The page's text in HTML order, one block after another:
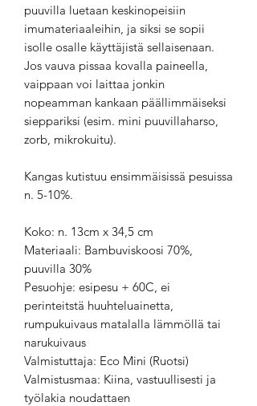
puuvilla luetaan keskinopeisiin
imumateriaaleihin, ja siksi se sopii
isolle osalle käyttäjistä sellaisenaan.
Jos vauva pissaa kovalla paineella,
vaippaan voi laittaa jonkin
nopeamman kankaan päällimmäiseksi
sieppariksi (esim. mini puuvillaharso,
zorb, mikrokuitu).
Kangas kutistuu ensimmäisissä pesuissa
n. 5-10%.
Koko: n. 13cm x 34,5 cm
Materiaali: Bambuviskoosi 70%,
puuvilla 30%
Pesuohje: esipesu + 60C, ei
perinteitstä huuhteluainetta,
rumpukuivaus matalalla lämmöllä tai
narukuivaus
Valmistuttaja: Eco Mini (Ruotsi)
Valmistusmaa: Kiina, vastuullisesti ja
työlakia noudattaen